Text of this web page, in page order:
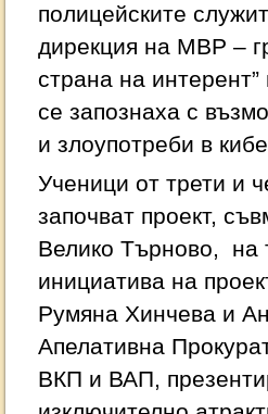
полицейските
дирекция на МВР –
страна на
се запознаха с
и злоупотреби в
Ученици от трети и
започват проект,
Велико Търново, на
инициатива на
Румяна Хинчева и
Апелативна
ВКП и ВАП,